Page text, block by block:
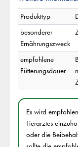
Produkttyp
besonderer
Ernährungszweck
empfohlene
Fütterungsdauer
Es wird
Tierarztes
oder die